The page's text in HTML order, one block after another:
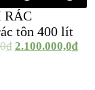
RÁC
tôn 400 lít
₫ 2.100.000,0₫